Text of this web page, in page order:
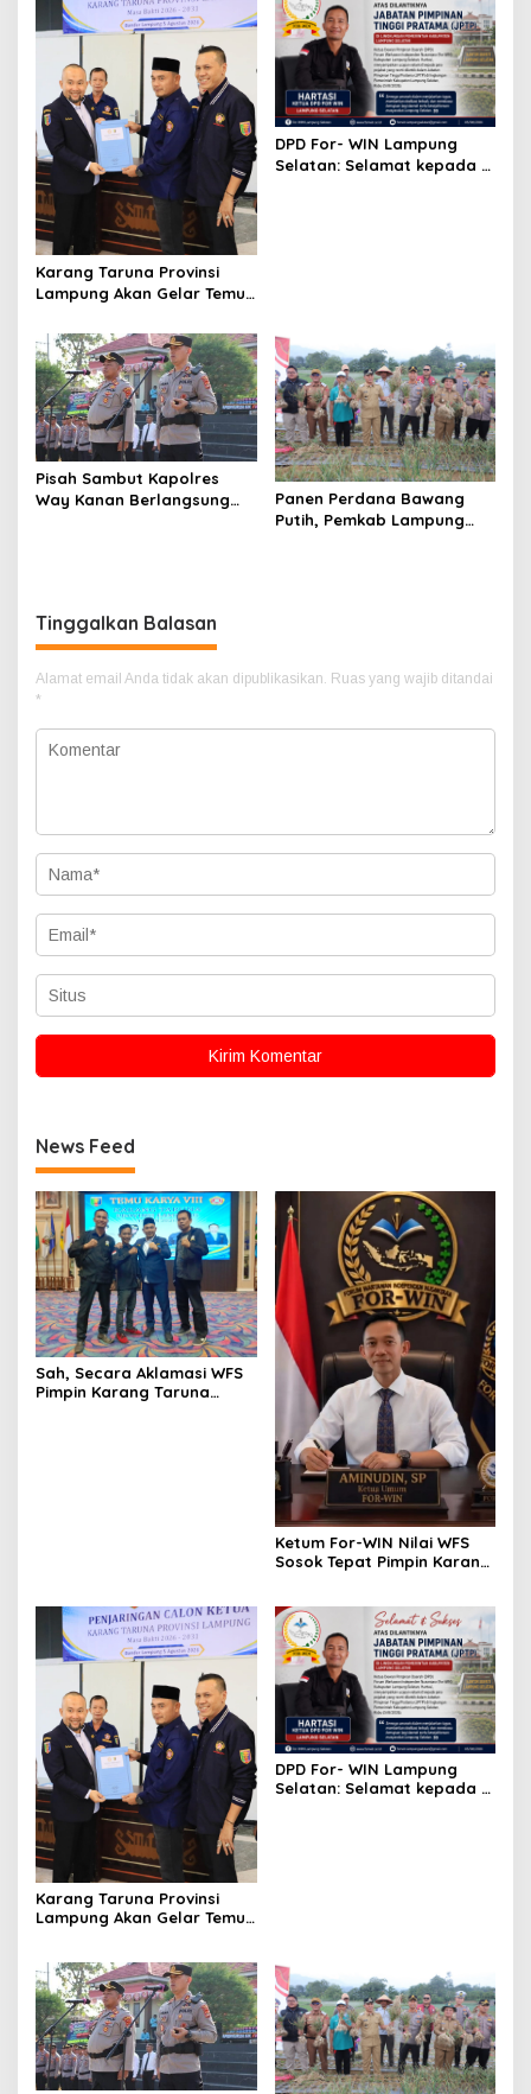
Karang Taruna Provinsi
Lampung Akan Gelar Temu
DPD For- WIN Lampung
Selatan: Selamat kepada 12
Pisah Sambut Kapolres
Way Kanan Berlangsung
Panen Perdana Bawang
Putih, Pemkab Lampung
Tinggalkan Balasan
Alamat email Anda tidak akan dipublikasikan. Ruas yang wajib ditandai
*
News Feed
Sah, Secara Aklamasi WFS
Pimpin Karang Taruna
Ketum For-WIN Nilai WFS
Sosok Tepat Pimpin Karang
Karang Taruna Provinsi
Lampung Akan Gelar Temu
DPD For- WIN Lampung
Selatan: Selamat kepada 12